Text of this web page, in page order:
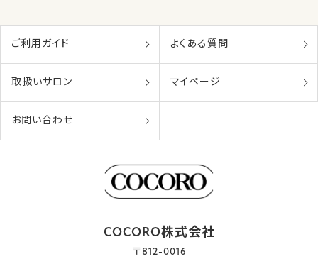
ご利用ガイド よくある質問
取扱いサロン マイページ
お問い合わせ
COCORO株式会社
〒812-0016